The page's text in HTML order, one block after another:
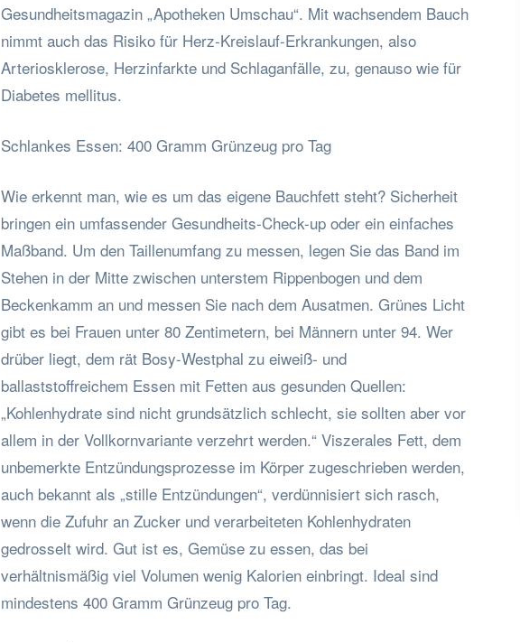
Gesundheitsmagazin „Apotheken Umschau“. Mit wachsendem Bauch
nimmt auch das Risiko für Herz-Kreislauf-Erkrankungen, also
Arteriosklerose, Herzinfarkte und Schlaganfälle, zu, genauso wie für
Diabetes mellitus.
Schlankes Essen: 400 Gramm Grünzeug pro Tag
Wie erkennt man, wie es um das eigene Bauchfett steht? Sicherheit
bringen ein umfassender Gesundheits-Check-up oder ein einfaches
Maßband. Um den Taillenumfang zu messen, legen Sie das Band im
Stehen in der Mitte zwischen unterstem Rippenbogen und dem
Beckenkamm an und messen Sie nach dem Ausatmen. Grünes Licht
gibt es bei Frauen unter 80 Zentimetern, bei Männern unter 94. Wer
drüber liegt, dem rät Bosy-Westphal zu eiweiß- und
ballaststoffreichem Essen mit Fetten aus gesunden Quellen:
„Kohlenhydrate sind nicht grundsätzlich schlecht, sie sollten aber vor
allem in der Vollkornvariante verzehrt werden.“ Viszerales Fett, dem
unbemerkte Entzündungsprozesse im Körper zugeschrieben werden,
auch bekannt als „stille Entzündungen“, verdünnisiert sich rasch,
wenn die Zufuhr an Zucker und verarbeiteten Kohlenhydraten
gedrosselt wird. Gut ist es, Gemüse zu essen, das bei
verhältnismäßig viel Volumen wenig Kalorien einbringt. Ideal sind
mindestens 400 Gramm Grünzeug pro Tag.